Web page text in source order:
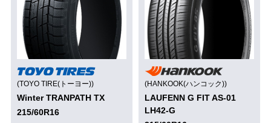
(TOYO TIRE(トーヨー))
Winter TRANPATH TX
215/60R16
(HANKOOK(ハンコック))
LAUFENN G FIT AS-01
LH42-G